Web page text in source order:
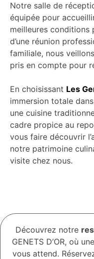
Notre salle de
équipée pour
meilleures conditions
d’une réunion
familiale, nous
pris en compte pour
En choisissant Les
immersion totale
une cuisine
cadre propice au
vous faire découvrir
notre patrimoine
visite chez nous.
Découvrez notre
GENETS D’OR, où
vous attend.